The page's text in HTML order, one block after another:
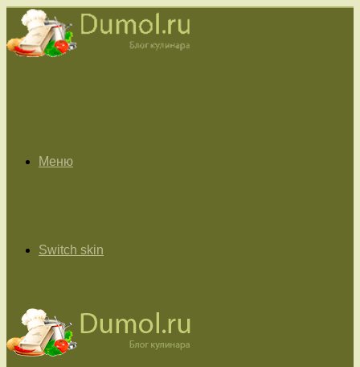
Меню
Switch skin